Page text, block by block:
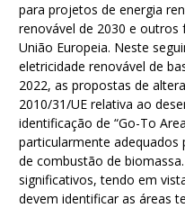
para projetos de energia
renovável de 2030 e
União Europeia. Neste
eletricidade renovável de
2022, as propostas de
2010/31/UE relativa ao
identificação de “Go-To
particularmente adequados
de combustão de
significativos, tendo em
devem identificar as áreas